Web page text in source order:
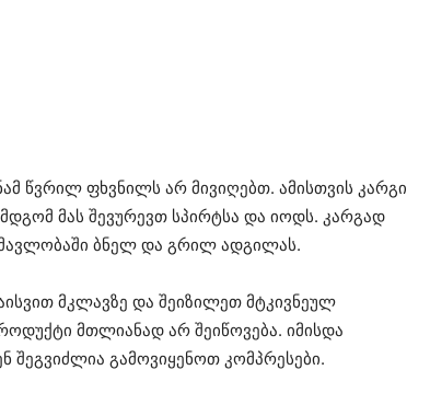
წვრილ ფხვნილს არ მივიღებთ. ამისთვის კარგი
მას შევურევთ სპირტსა და იოდს. კარგად
ბნელ და გრილ ადგილას.
მკლავზე და შეიზილეთ მტკივნეულ
მთლიანად არ შეიწოვება. იმისდა
შეგვიძლია გამოვიყენოთ კომპრესები.